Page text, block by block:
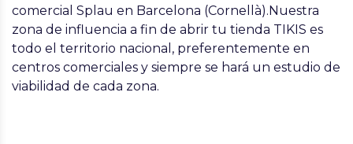
comercial Splau en Barcelona (Cornellà).Nuestra
zona de influencia a fin de abrir tu tienda TIKIS es
todo el territorio nacional, preferentemente en
centros comerciales y siempre se hará un estudio de
viabilidad de cada zona.